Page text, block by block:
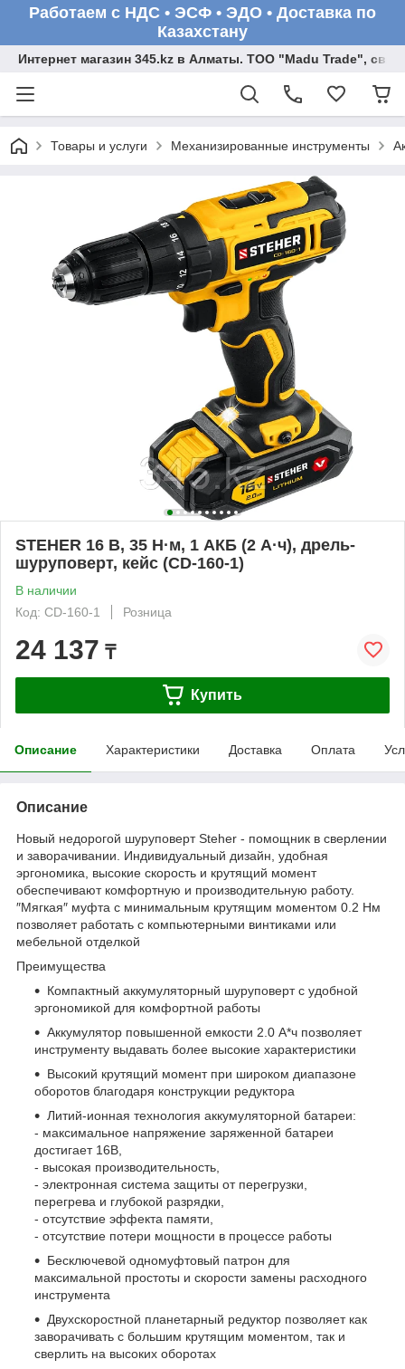
Работаем с НДС • ЭСФ • ЭДО • Доставка по
Казахстану
Интернет магазин 345.kz в Алматы. ТОО "Madu Trade",
Товары и услуги Механизированные инструменты
STEHER 16 В, 35 Н·м, 1 АКБ (2 А·ч), дрель-
шуруповерт, кейс (CD-160-1)
В наличии
Код: CD-160-1
Розница
24 137 ₸
Купить
Описание Характеристики Доставка Оплата
Описание
Новый недорогой шуруповерт Steher - помощник в сверлении
и заворачивании. Индивидуальный дизайн, удобная
эргономика, высокие скорость и крутящий момент
обеспечивают комфортную и производительную работу.
″Мягкая″ муфта с минимальным крутящим моментом 0.2 Нм
позволяет работать с компьютерными винтиками или
мебельной отделкой
Преимущества
Компактный аккумуляторный шуруповерт с удобной
эргономикой для комфортной работы
Аккумулятор повышенной емкости 2.0 А*ч позволяет
инструменту выдавать более высокие характеристики
Высокий крутящий момент при широком диапазоне
оборотов благодаря конструкции редуктора
Литий-ионная технология аккумуляторной батареи:
- максимальное напряжение заряженной батареи
достигает 16В,
- высокая производительность,
- электронная система защиты от перегрузки,
перегрева и глубокой разрядки,
- отсутствие эффекта памяти,
- отсутствие потери мощности в процессе работы
Бесключевой одномуфтовый патрон для
максимальной простоты и скорости замены расходного
инструмента
Двухскоростной планетарный редуктор позволяет как
заворачивать с большим крутящим моментом, так и
сверлить на высоких оборотах